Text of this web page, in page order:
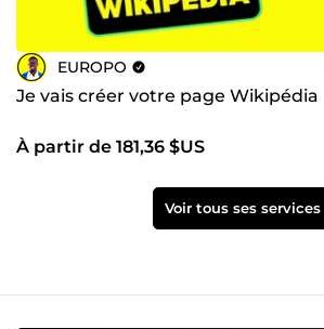
EUROPO
Je vais créer votre page Wikipédia
À partir de 181,36 $US
Voir tous ses services